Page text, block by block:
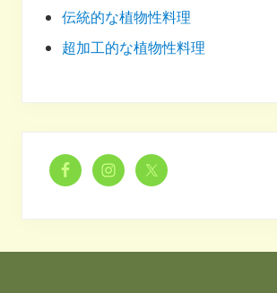
伝統的な植物性料理
超加工的な植物性料理